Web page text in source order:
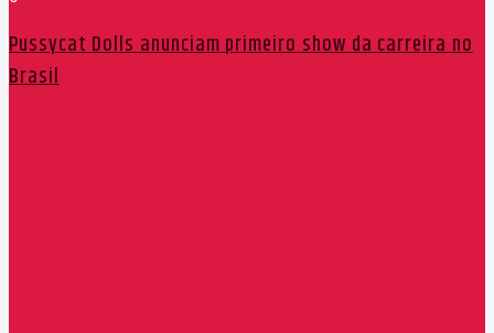
Pussycat Dolls anunciam primeiro show da carreira no
Brasil